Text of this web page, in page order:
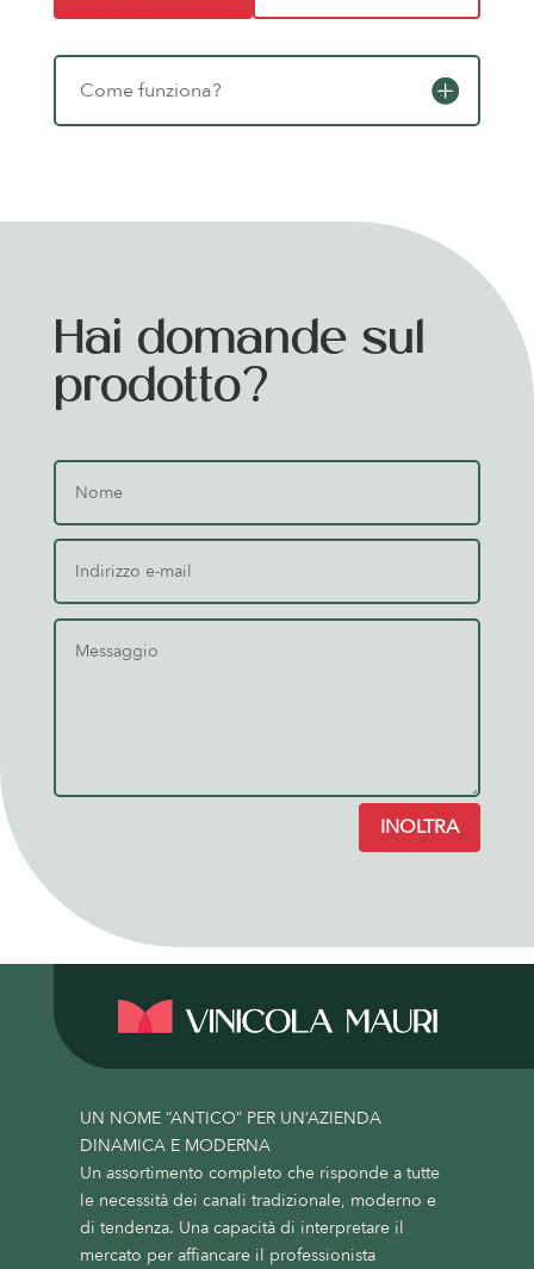
Come funziona?
Hai domande sul
prodotto?
INOLTRA
UN NOME “ANTICO” PER UN’AZIENDA
DINAMICA E MODERNA
Un assortimento completo che risponde a tutte
le necessità dei canali tradizionale, moderno e
di tendenza. Una capacità di interpretare il
mercato per affiancare il professionista